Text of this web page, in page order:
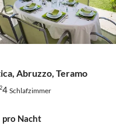
Abruzzo, Teramo
24 Schlafzimmer
pro Nacht